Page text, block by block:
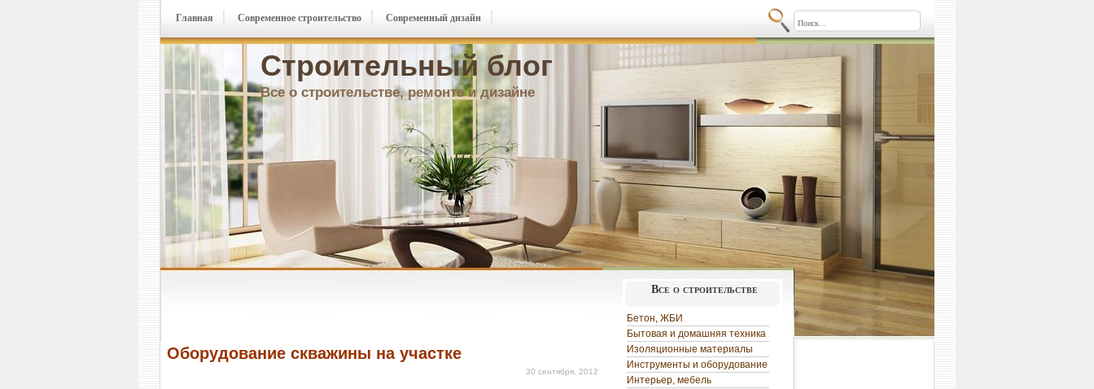
Строительный блог
Все о строительстве, ремонте и дизайне
Главная Современное строительство Современный дизайн
Оборудование скважины на участке
30 сентября, 2012
Все о строительстве
Бетон, ЖБИ
Бытовая и домашняя техника
Изоляционные материалы
Инструменты и оборудование
Интерьер, мебель